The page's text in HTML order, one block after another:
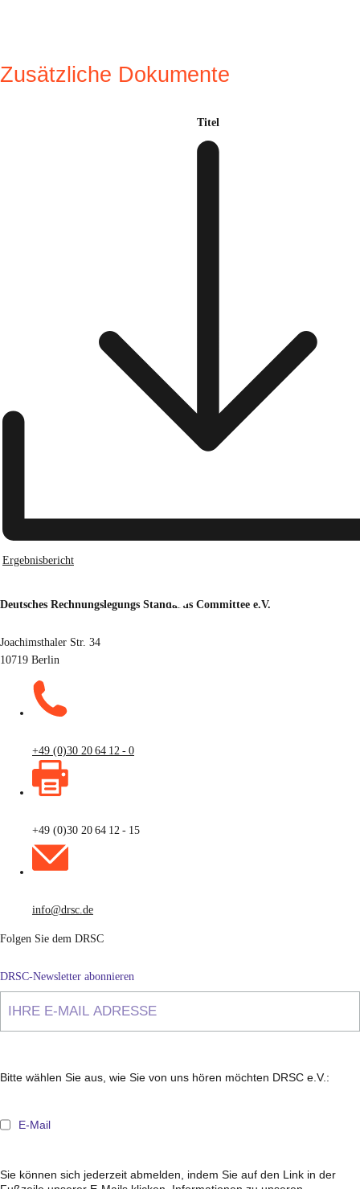
Zusätzliche Dokumente
Titel
Ergebnisbericht
Deutsches Rechnungslegungs Standards Committee e.V.
Joachimsthaler Str. 34
10719 Berlin
+49 (0)30 20 64 12 - 0
+49 (0)30 20 64 12 - 15
info@drsc.de
Folgen Sie dem DRSC
DRSC-Newsletter abonnieren
Bitte wählen Sie aus, wie Sie von uns hören möchten DRSC e.V.:
E-Mail
Sie können sich jederzeit abmelden, indem Sie auf den Link in der